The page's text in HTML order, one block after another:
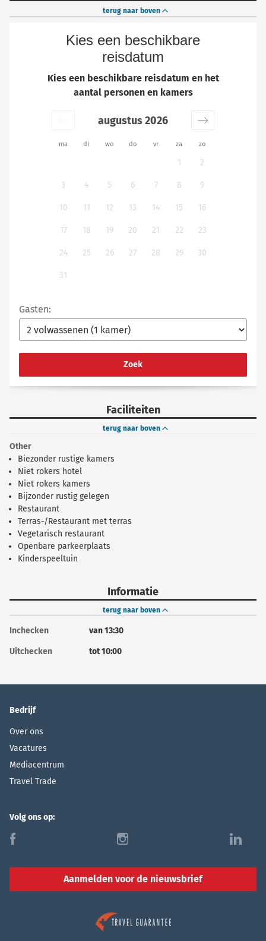
terug naar boven
Kies een beschikbare
reisdatum
Kies een beschikbare reisdatum en het
aantal personen en kamers
ma di wo do vr za zo
augustus 2026
1 2
3 4 5 6 7 8 9
10 11 12 13 14 15 16
17 18 19 20 21 22 23
24 25 26 27 28 29 30
31
Gasten:
Zoek
Faciliteiten
terug naar boven
Other
Biezonder rustige kamers
Niet rokers hotel
Niet rokers kamers
Bijzonder rustig gelegen
Restaurant
Terras-/Restaurant met terras
Vegetarisch restaurant
Openbare parkeerplaats
Kinderspeeltuin
Informatie
terug naar boven
Inchecken van 13:30
Uitchecken tot 10:00
Bedrijf
Over ons
Vacatures
Mediacentrum
Travel Trade
Volg ons op:
f i l
Aanmelden voor de nieuwsbrief